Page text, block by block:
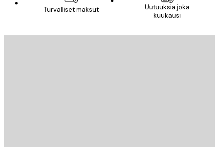
Turvalliset maksut
Uutuuksia joka
kuukausi